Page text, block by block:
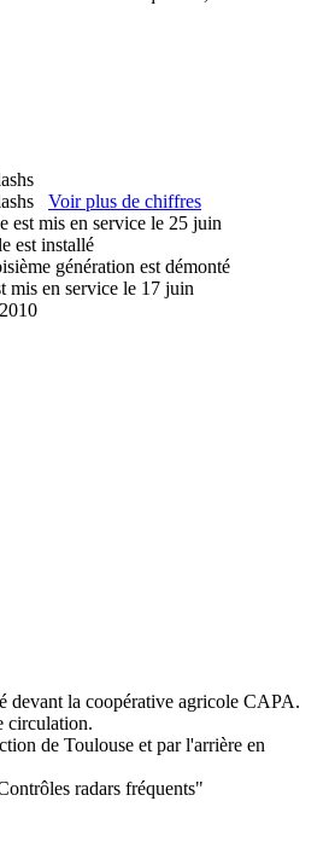
Voir plus de chiffres
est mis en service le 25 juin
est installé
génération est démonté
mis en service le 17 juin
devant la coopérative agricole CAPA.
circulation.
de Toulouse et par l'arrière en
radars fréquents"